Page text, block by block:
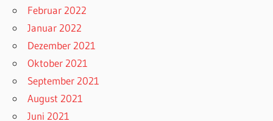
Februar 2022
Januar 2022
Dezember 2021
Oktober 2021
September 2021
August 2021
Juni 2021